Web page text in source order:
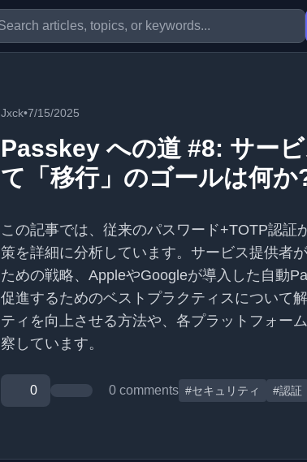
Jxck•7/15/2025
Passkey への道 #8: サー
て「移行」のゴールは何か
この記事では、従来のパスワード+TOTP認
策を詳細に分析しています。サービス提供者
ための戦略、AppleやGoogleが導入した自動
促進するためのベストプラクティスについて
ティを向上させる方法や、各プラットフォー
察しています。
0 0 comments #セキュリティ #認証